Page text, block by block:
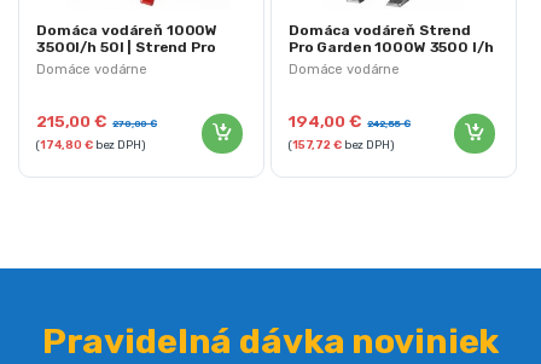
Domáce vodárne
Domáca vodáreň 1000W
3500l/h 50l | Strend Pro
Garden
215,00€ 270,00€
(174,80€bez DPH)
Domáce vodárne
Domáca vodáreň Strend
Pro Garden 1000W 3500 l/h
24l | nerez
194,00€ 242,55€
(157,72 €bez DPH)
Pravidelná dávka noviniek